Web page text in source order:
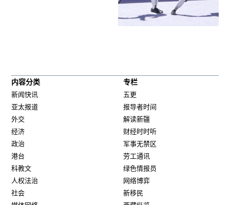
内容分类
新闻快讯
亚太报道
外交
经济
政治
港台
科教文
人权法治
社会
专栏
五更
报导者时间
解读新疆
财经时时听
军事无禁区
劳工通讯
绿色情报员
网络博弈
新移民